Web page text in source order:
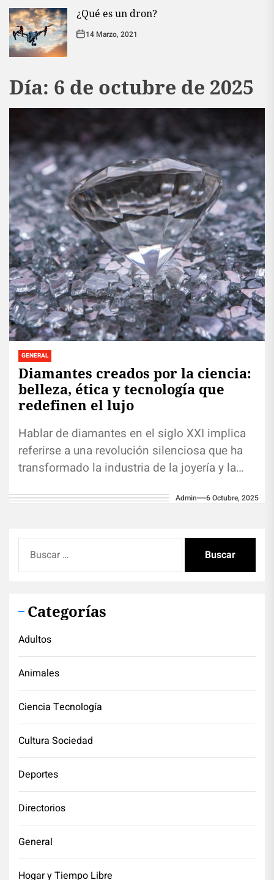
¿Qué es un dron?
14 Marzo, 2021
Día: 6 de octubre de 2025
GENERAL
Diamantes creados por la ciencia:
belleza, ética y tecnología que
redefinen el lujo
Hablar de diamantes en el siglo XXI implica
referirse a una revolución silenciosa que ha
transformado la industria de la joyería y la
Admin 6 Octubre, 2025
Categorías
Adultos
Animales
Ciencia Tecnología
Cultura Sociedad
Deportes
Directorios
General
Hogar y Tiempo Libre